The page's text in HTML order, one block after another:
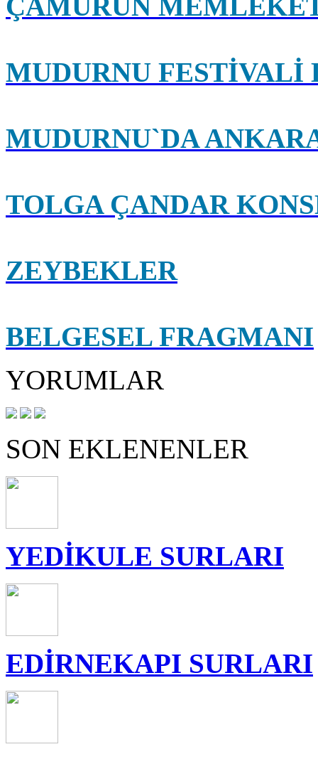
MUDURNU FESTİVALİ
MUDURNU`DA
TOLGA ÇANDAR
ZEYBEKLER
BELGESEL FRAGMANI
YORUMLAR
SON EKLENENLER
YEDİKULE SURLARI
EDİRNEKAPI SURLARI